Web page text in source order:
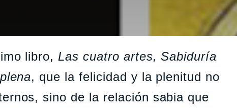
libro, Las cuatro artes, Sabiduría
, que la felicidad y la plenitud no
sino de la relación sabia que